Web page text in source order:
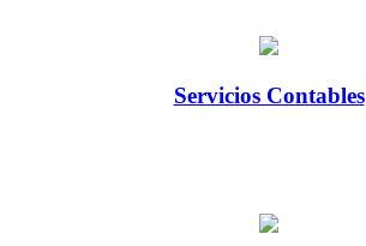
Servicios Contables